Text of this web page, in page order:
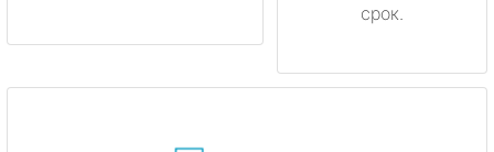
срок.